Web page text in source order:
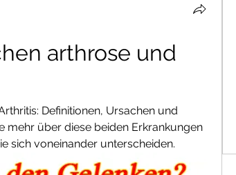
arthrose und
Definitionen, Ursachen und
mehr über diese beiden Erkrankungen
sich voneinander unterscheiden.